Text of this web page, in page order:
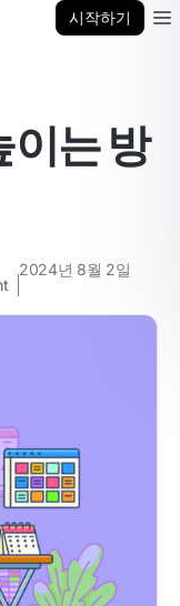
시작하기
이는 방
2024년 8월 2일